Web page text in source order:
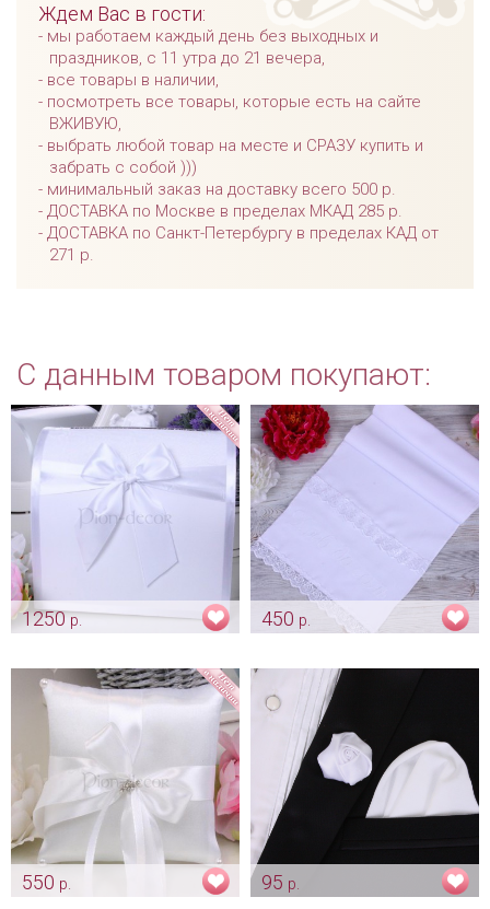
Ждем Вас в гости:
мы работаем каждый день без выходных и
праздников, с 11 утра до 21 вечера,
все товары в наличии,
посмотреть все товары, которые есть на сайте
ВЖИВУЮ,
выбрать любой товар на месте и СРАЗУ купить и
забрать с собой )))
минимальный заказ на доставку всего 500 р.
ДОСТАВКА по Москве в пределах МКАД 285 р.
ДОСТАВКА по Санкт-Петербургу в пределах КАД от
271 р.
С данным товаром покупают:
1250р.
Арт: sun_0006
450 р.
550 р.
95 р.